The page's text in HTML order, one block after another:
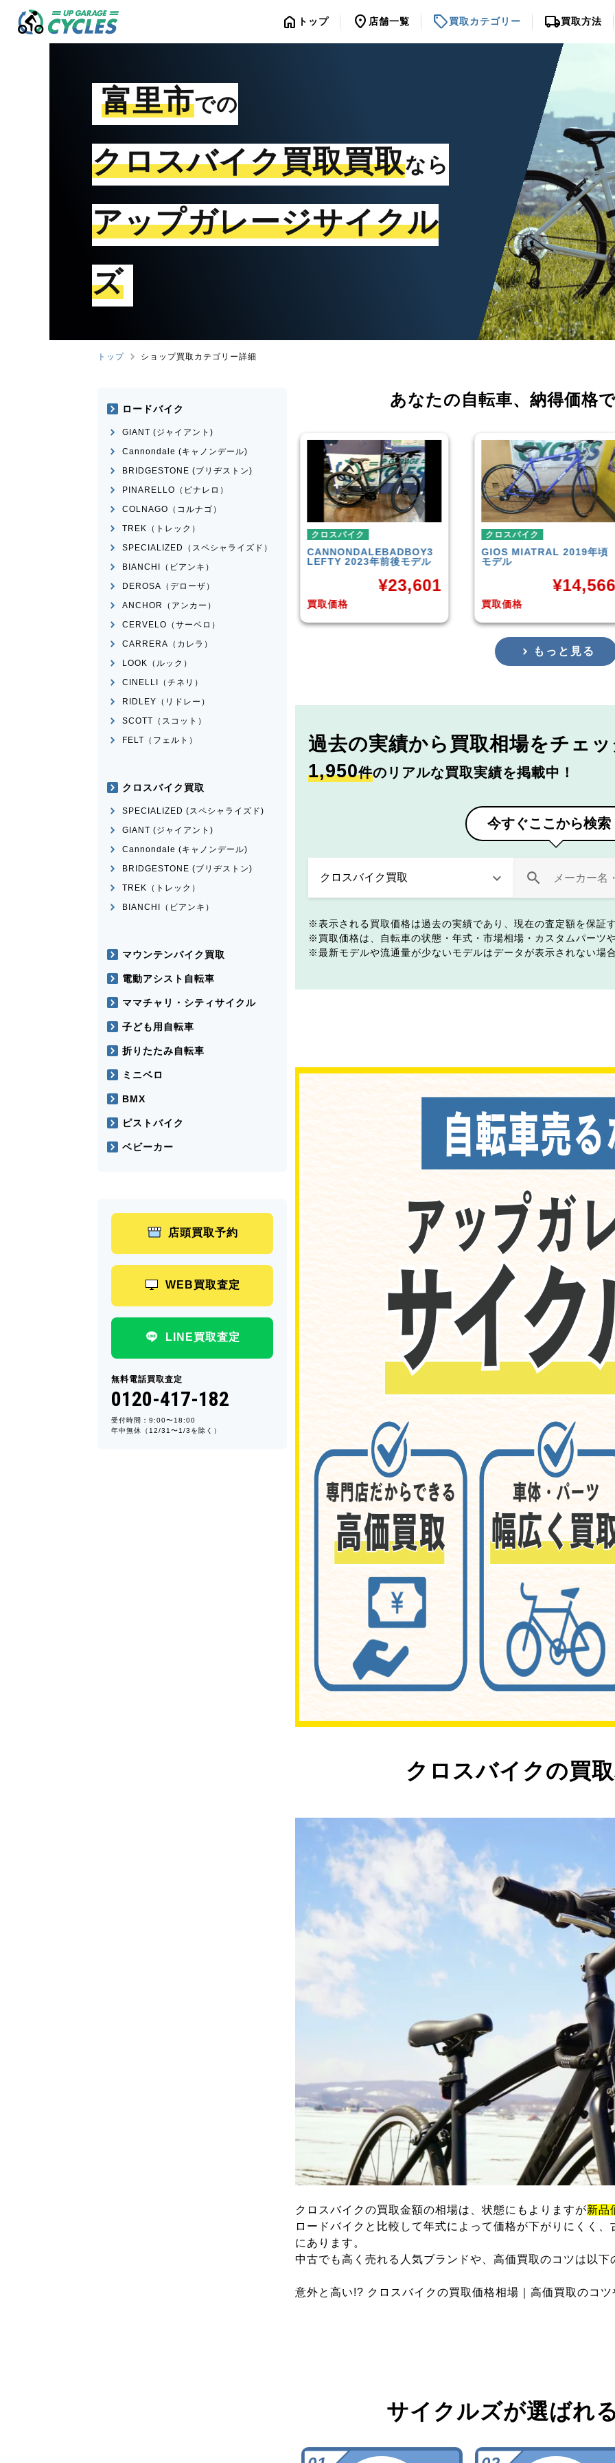
home トップ location_on 店舗一覧 sell買取カテゴリー local_shipping買取方法
富里市での
クロスバイク買取買取なら
アップガレージサイクル
ズ
トップ ショップ買取カテゴリー詳細
あなたの自転車、 納得価格
クロスバイク
CANNONDALEBADBOY3
LEFTY 2023年前後モデル
買取価格
¥
クロスバイク
GIOSMIATRAL 2019年頃
モデル
買取価格
¥14,566
クロスバイク
TREKFX3 Disc 2019年頃
モデル
買取価格
¥
もっと見る
過去の実績から 買取相場をチェ
1,950件のリアルな買取実績を掲載中！
今すぐここから検索
表示される買取価格は過去の実績であり、現在の査定額を保証
買取価格は、自転車の状態・年式・市場相場・カスタムパーツ
最新モデルや流通量が少ないモデルはデータが表示されない場
クロスバイクの買
クロスバイクの買取金額の相場は、状態にもよりますが新品
ロードバイクと比較して年式によって価格が下がりにくく
にあります。
中古でも高く売れる人気ブランドや、高価買取のコツは以
意外と高い!? クロスバイクの買取価格相場｜高価買取のコ
サイクルズが選ばれ
ロードバイク
GIANT (ジャイアント)
Cannondale (キャノンデール)
BRIDGESTONE (ブリヂストン)
PINARELLO（ピナレロ）
COLNAGO（コルナゴ）
TREK（トレック）
SPECIALIZED（スペシャライズド）
BIANCHI（ビアンキ）
DEROSA（デローザ）
ANCHOR（アンカー）
CERVELO（サーベロ）
CARRERA（カレラ）
LOOK（ルック）
CINELLI（チネリ）
RIDLEY（リドレー）
SCOTT（スコット）
FELT（フェルト）
クロスバイク買取
SPECIALIZED (スペシャライズド)
GIANT (ジャイアント)
Cannondale (キャノンデール)
BRIDGESTONE (ブリヂストン)
TREK（トレック）
BIANCHI（ビアンキ）
マウンテンバイク買取
電動アシスト自転車
ママチャリ・シティサイクル
子ども用自転車
折りたたみ自転車
ミニベロ
BMX
ピストバイク
ベビーカー
店頭買取予約
WEB買取査定
LINE買取査定
無料電話買取査定
0120-417-182
受付時間：9:00〜18:00
年中無休（12/31〜1/3を除く）